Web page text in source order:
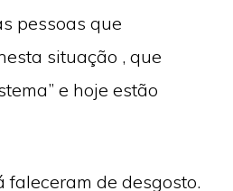
pessoas que
situação , que
e hoje estão
de desgosto.